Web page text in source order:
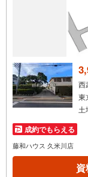
る
・
条
件
マ
イ
ペ
西
東
土
成約でもらえる
藤和ハウス 久米川店